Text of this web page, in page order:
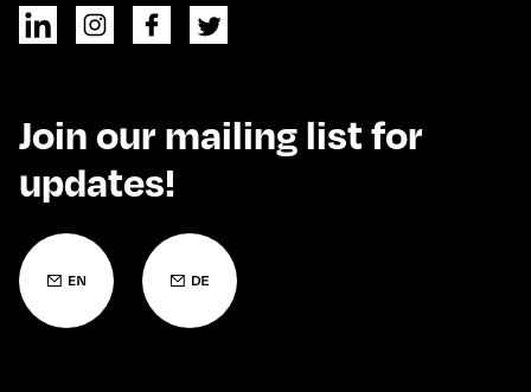
Join our mailing list for
updates!